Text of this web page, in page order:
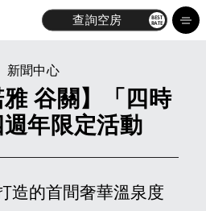
查詢空房 BEST
RATE
店
新聞中心
雅 谷關】「四時
年限定活動
造的首間奢華溫泉度